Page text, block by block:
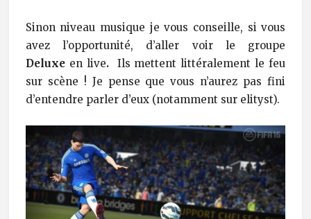
Sinon niveau musique je vous conseille, si vous
avez l’opportunité, d’aller voir le groupe
Deluxeen live.
Ils mettent littéralement le feu
sur scène ! Je pense que vous n’aurez pas fini
d’entendre parler d’eux (notamment sur elityst).